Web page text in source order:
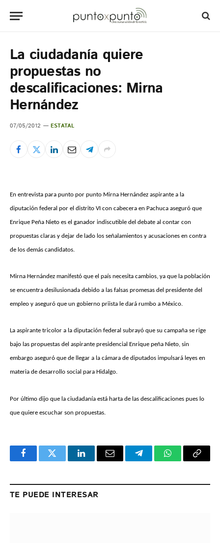
La ciudadanía quiere
propuestas no
descalificaciones: Mirna
Hernández
07/05/2012 ESTATAL
En entrevista para punto por punto Mirna Hernández aspirante a la
diputación federal por el distrito VI con cabecera en Pachuca aseguró que
Enrique Peña Nieto es el ganador indiscutible del debate al contar con
propuestas claras y dejar de lado los señalamientos y acusaciones en contra
de los demás candidatos.
Mirna Hernández manifestó que el país necesita cambios, ya que la población
se encuentra desilusionada debido a las falsas promesas del presidente del
empleo y aseguró que un gobierno priista le dará rumbo a México.
La aspirante tricolor a la diputación federal subrayó que su campaña se rige
bajo las propuestas del aspirante presidencial Enrique peña Nieto, sin
embargo aseguró que de llegar a la cámara de diputados impulsará leyes en
materia de desarrollo social para Hidalgo.
Por último dijo que la ciudadanía está harta de las descalificaciones pues lo
que quiere escuchar son propuestas.
FacebookTwitter LinkedInEmail TelegramWhatsApp
Copy
TE PUEDE INTERESAR